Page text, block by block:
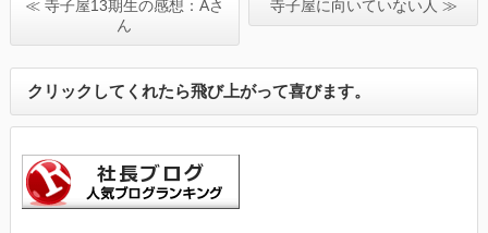
≪ 寺子屋13期生の感想：Aさ
ん
寺子屋に向いていない人 ≫
クリックしてくれたら飛び上がって喜びます。